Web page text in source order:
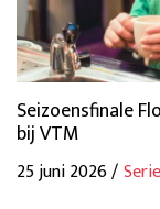
Seizoensfinale
bij VTM
25 juni 2026 /Serie